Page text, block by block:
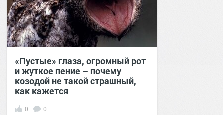
«Пустые» глаза, огромный рот
и жуткое пение – почему
козодой не такой страшный,
как кажется
0 0